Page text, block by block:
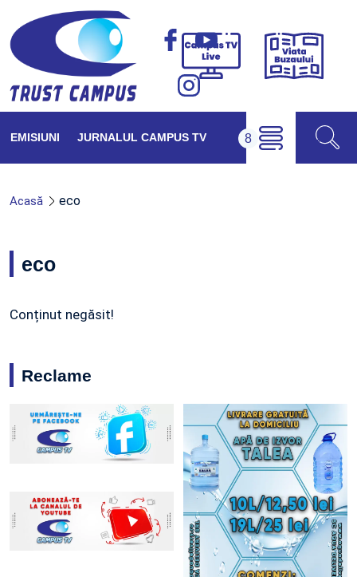
Campus
Viața
EMISIUNI JURNALUL CAMPUS TV
Acasă eco
eco
Conținut negăsit!
Reclame